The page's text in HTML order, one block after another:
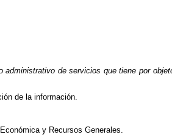
de servicios que tiene por
de la información.
y Recursos Generales.